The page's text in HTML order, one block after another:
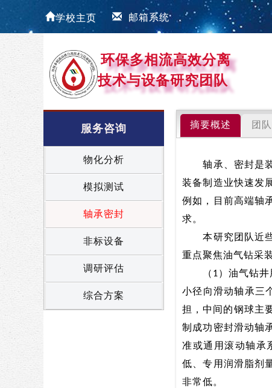
学校主页 邮箱系统
环保多相流高效分离
技术与设备研究团队
服务咨询
物化分析
模拟测试
轴承密封
非标设备
调研评估
综合方案
摘要概述 团
轴承、密封是装
装备制造业快速发
例如，目前高端轴
求。
本研究团队近些
重点聚焦油气钻采
（1）油气钻井用
小径向滑动轴承三
担，中间的钢球主
制成功密封滑动轴
准或通用滚动轴承
低、专用润滑脂剂
非常低。